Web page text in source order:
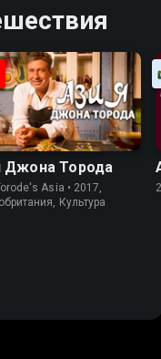
Джона Торода
Asia • 2017,
Культура